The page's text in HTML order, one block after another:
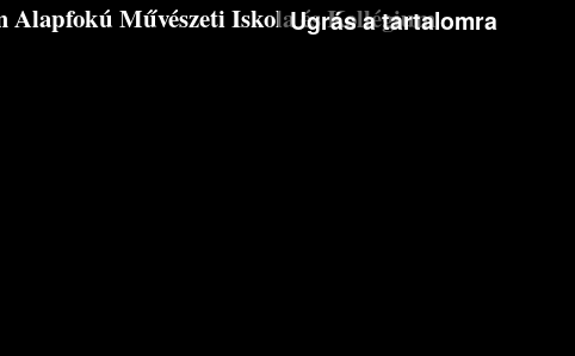
Ugrás a tartalomra
Művészeti Iskola és Kollégium